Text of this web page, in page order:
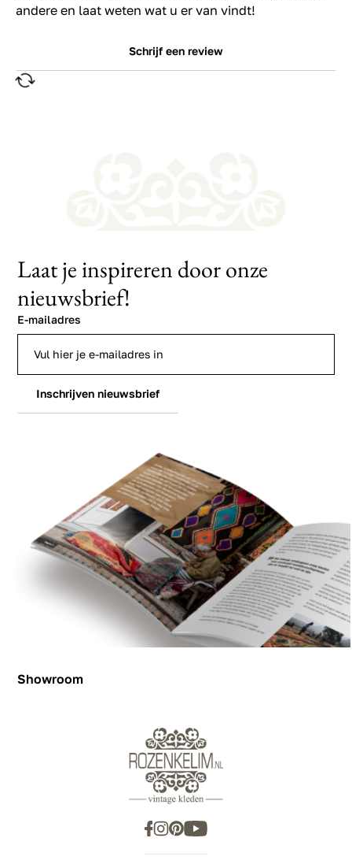
andere en laat weten wat u er van vindt!
Schrijf een review
Showroom
Laat je inspireren door onze
nieuwsbrief!
E-mailadres
Inschrijven nieuwsbrief